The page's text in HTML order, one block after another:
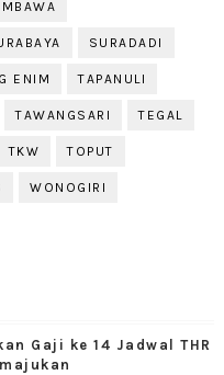
SURADADI
ENIM TAPANULI
TAWANGSARI TEGAL
TKW TOPUT
WONOGIRI
Gaji ke 14 Jadwal THR